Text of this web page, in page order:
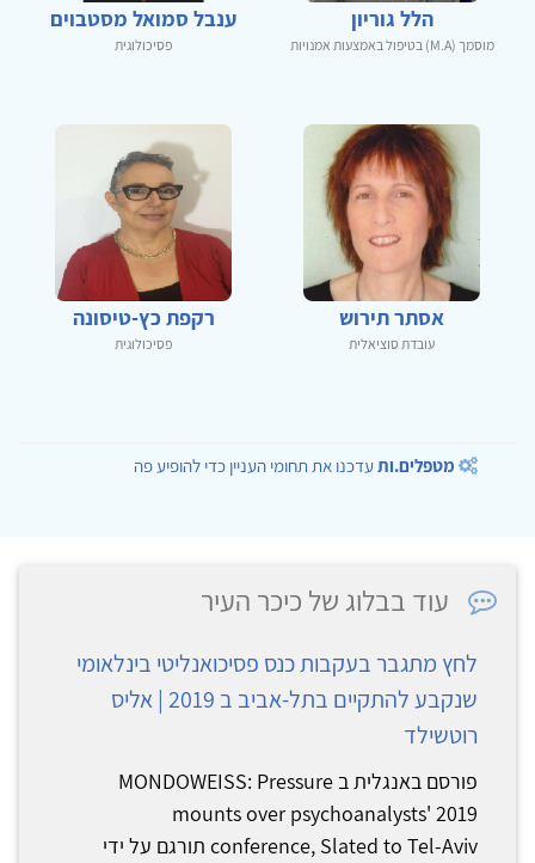
הלל גוריון
מוסמך (M.A) בטיפול באמצעות אמנויות
ענבל סמואל מסטבוים
פסיכולוגית
אסתר תירוש
עובדת סוציאלית
רקפת כץ-טיסונה
פסיכולוגית
מטפלים.ותעדכנו את תחומי העניין כדי להופיע פה
עוד בבלוג של כיכר העיר
לחץ מתגבר בעקבות כנס פסיכואנליטי בינלאומי
שנקבע להתקיים בתל-אביב ב 2019 | אליס
רוטשילד
פורסם באנגלית ב MONDOWEISS: Pressure
mounts over psychoanalysts' 2019
conference, Slated to Tel-Aviv תורגם על ידי